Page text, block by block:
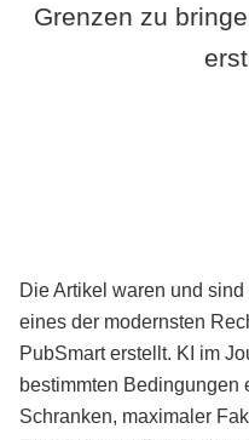
Grenzen zu
Die Artikel waren und
eines der modernsten
PubSmart erstellt. KI im
bestimmten Bedingungen
Schranken, maximaler